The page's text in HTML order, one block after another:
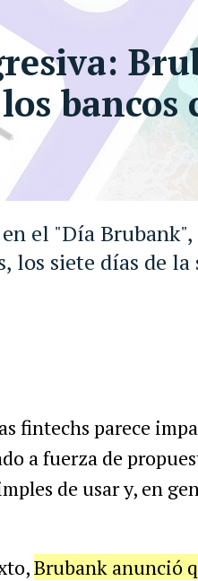
el "Día
los siete días de la
bancos
fintechs parece
a fuerza de
de usar y, en
Brubank anunció